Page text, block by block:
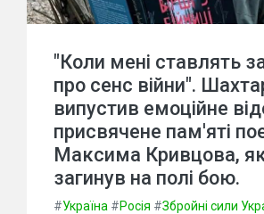
"Коли мені ставлять
про сенс війни".
випустив емоційне
присвячене пам'яті
Максима Кривцова,
загинув на полі бою.
#Україна #Росія #Збройні сили